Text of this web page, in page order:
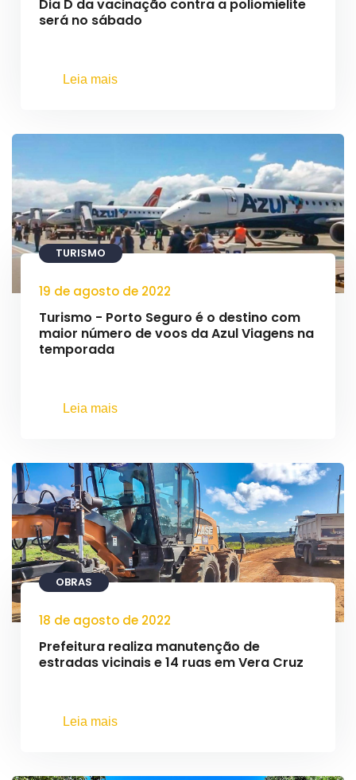
Dia D da vacinação contra a poliomielite
será no sábado
Leia mais
TURISMO
19 de agosto de 2022
Turismo - Porto Seguro é o destino com
maior número de voos da Azul Viagens na
temporada
Leia mais
OBRAS
18 de agosto de 2022
Prefeitura realiza manutenção de
estradas vicinais e 14 ruas em Vera Cruz
Leia mais